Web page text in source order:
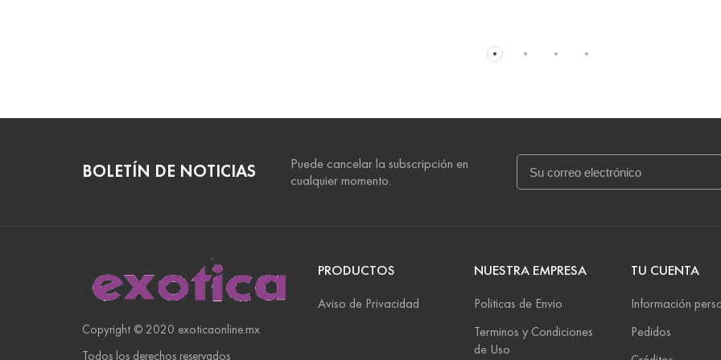
BOLETÍN DE NOTICIAS
Puede cancelar la subscripción en
cualquier momento.
Copyright © 2020 exoticaonline.mx
Todos los derechos reservados
PRODUCTOS
Aviso de Privacidad
NUESTRA EMPRESA
Politicas de Envio
Terminos y Condiciones
de Uso
TU CUENTA
Información
Pedidos